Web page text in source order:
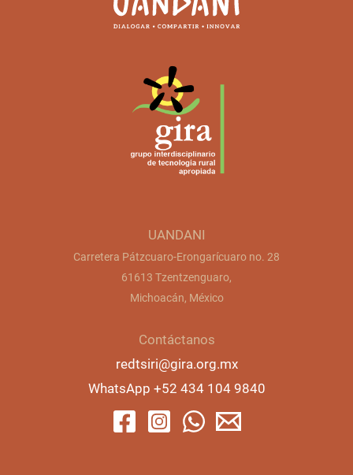
UANDANI
Carretera Pátzcuaro-Erongarícuaro no. 28
61613 Tzentzenguaro,
Michoacán, México
Contáctanos
redtsiri@gira.org.mx
WhatsApp +52 434 104 9840